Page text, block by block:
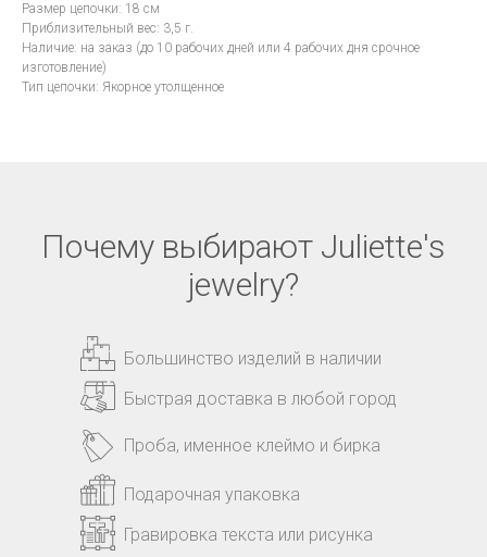
Размер цепочки: 18 см
Приблизительный вес: 3,5 г.
Наличие: на заказ (до 10 рабочих дней или 4 рабочих дня срочное
изготовление)
Тип цепочки: Якорное утолщенное
Почему выбирают Juliette's
jewelry?
Большинство изделий в наличии
Быстрая доставка в любой город
Подарочная упаковка
Гравировка текста или рисунка
Проба, именное клеймо и бирка